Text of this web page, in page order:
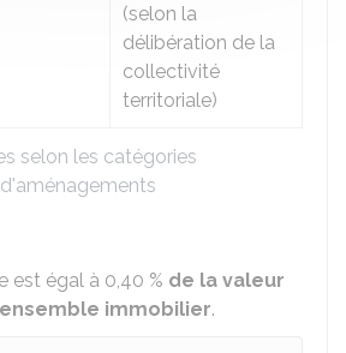
selon les catégories
(selon la
délibération de la
collectivité
territoriale)
est égal à 0,40 % de la valeur
immobilier.